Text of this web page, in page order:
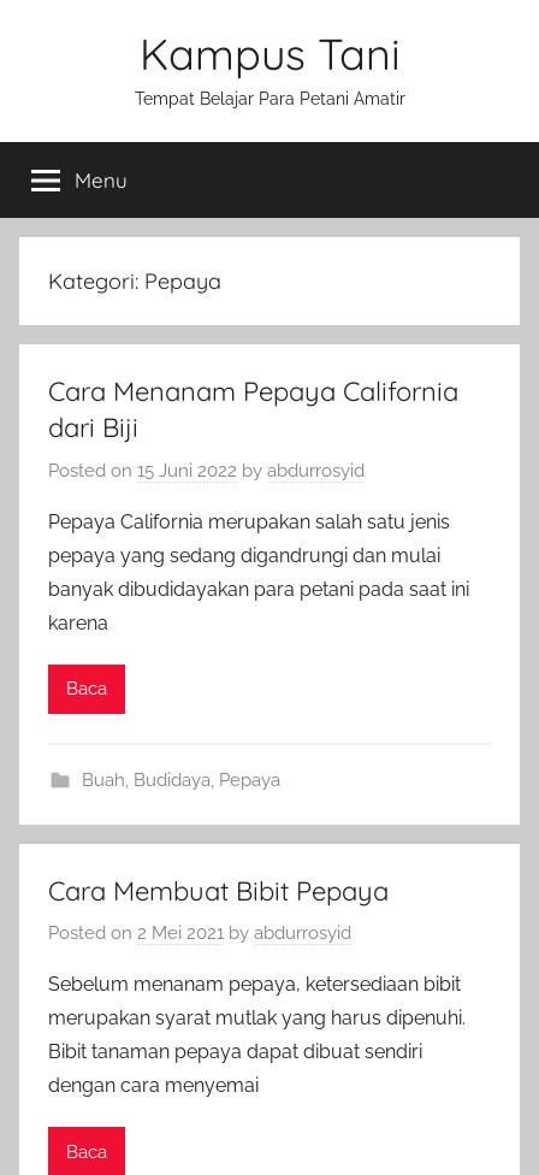
Kampus Tani
Tempat Belajar Para Petani Amatir
Menu
Kategori: Pepaya
Cara Menanam Pepaya California
dari Biji
Posted on 15 Juni 2022 by abdurrosyid
Pepaya California merupakan salah satu jenis
pepaya yang sedang digandrungi dan mulai
banyak dibudidayakan para petani pada saat ini
karena
Baca
Buah Budidaya Pepaya
Cara Membuat Bibit Pepaya
Posted on 2 Mei 2021 by abdurrosyid
Sebelum menanam pepaya, ketersediaan bibit
merupakan syarat mutlak yang harus dipenuhi.
Bibit tanaman pepaya dapat dibuat sendiri
dengan cara menyemai
Baca